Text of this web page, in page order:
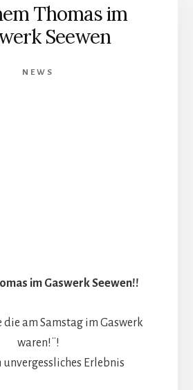
Thomas im
Seewen
NEWS
im Gaswerk Seewen!!
die am Samstag im Gaswerk
waren!¨!
unvergessliches Erlebnis